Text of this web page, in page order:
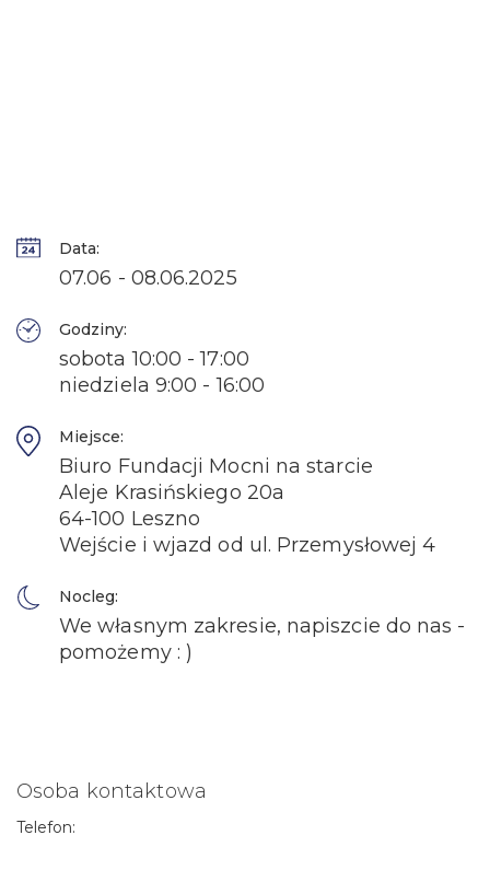
Data:
07.06 - 08.06.2025
Godziny:
sobota 10:00 - 17:00
niedziela 9:00 - 16:00
Miejsce:
Biuro Fundacji Mocni na starcie
Aleje Krasińskiego 20a
64-100 Leszno
Wejście i wjazd od ul. Przemysłowej 4
Nocleg:
We własnym zakresie, napiszcie do nas -
pomożemy : )
Osoba kontaktowa
Telefon: